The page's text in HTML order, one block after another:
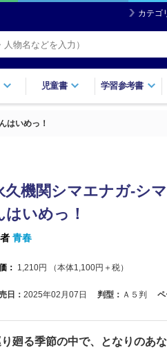
カテゴ
児童書 学習参考書
はいめっ！
久機関シマエナガ‐シ
はいめっ！
青春
： 1,210円 （本体1,100円＋税）
日： 2025年02月07日 判型： Ａ５判 ペ
廻る季節の中で、となりのあ